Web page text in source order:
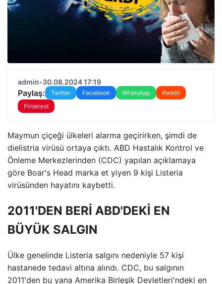
admin•30.08.2024 17:19
Paylaş: Twitter Facebook WhatsApp
Reddit
Pinterest
Maymun çiçeği ülkeleri alarma geçirirken, şimdi de
dielistria virüsü ortaya çıktı. ABD Hastalık Kontrol ve
Önleme Merkezlerinden (CDC) yapılan açıklamaya
göre Boar's Head marka et yiyen 9 kişi Listeria
virüsünden hayatını kaybetti.
2011'DEN BERİ ABD'DEKİ EN
BÜYÜK SALGIN
Ülke genelinde Listeria salgını nedeniyle 57 kişi
hastanede tedavi altına alındı. CDC, bu salgının
2011'den bu yana Amerika Birleşik Devletleri'ndeki en